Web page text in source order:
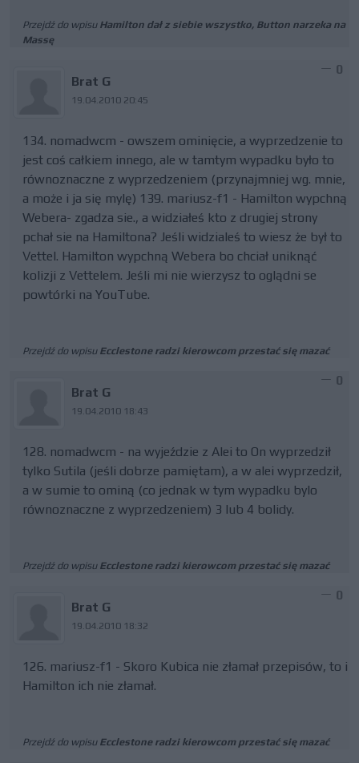
Przejdź do wpisu Hamilton dał z siebie wszystko, Button narzeka na
Massę
Brat G
19.04.2010 20:45
0
134. nomadwcm - owszem ominięcie, a wyprzedzenie to
jest coś całkiem innego, ale w tamtym wypadku było to
równoznaczne z wyprzedzeniem (przynajmniej wg. mnie,
a może i ja się mylę) 139. mariusz-f1 - Hamilton wypchną
Webera- zgadza sie., a widziałeś kto z drugiej strony
pchał sie na Hamiltona? Jeśli widzialeś to wiesz że był to
Vettel. Hamilton wypchną Webera bo chciał uniknąć
kolizji z Vettelem. Jeśli mi nie wierzysz to oglądni se
powtórki na YouTube.
Przejdź do wpisu Ecclestone radzi kierowcom przestać się mazać
Brat G
19.04.2010 18:43
0
128. nomadwcm - na wyjeździe z Alei to On wyprzedził
tylko Sutila (jeśli dobrze pamiętam), a w alei wyprzedził,
a w sumie to ominą (co jednak w tym wypadku bylo
równoznaczne z wyprzedzeniem) 3 lub 4 bolidy.
Przejdź do wpisu Ecclestone radzi kierowcom przestać się mazać
Brat G
19.04.2010 18:32
0
126. mariusz-f1 - Skoro Kubica nie złamał przepisów, to i
Hamilton ich nie złamał.
Przejdź do wpisu Ecclestone radzi kierowcom przestać się mazać